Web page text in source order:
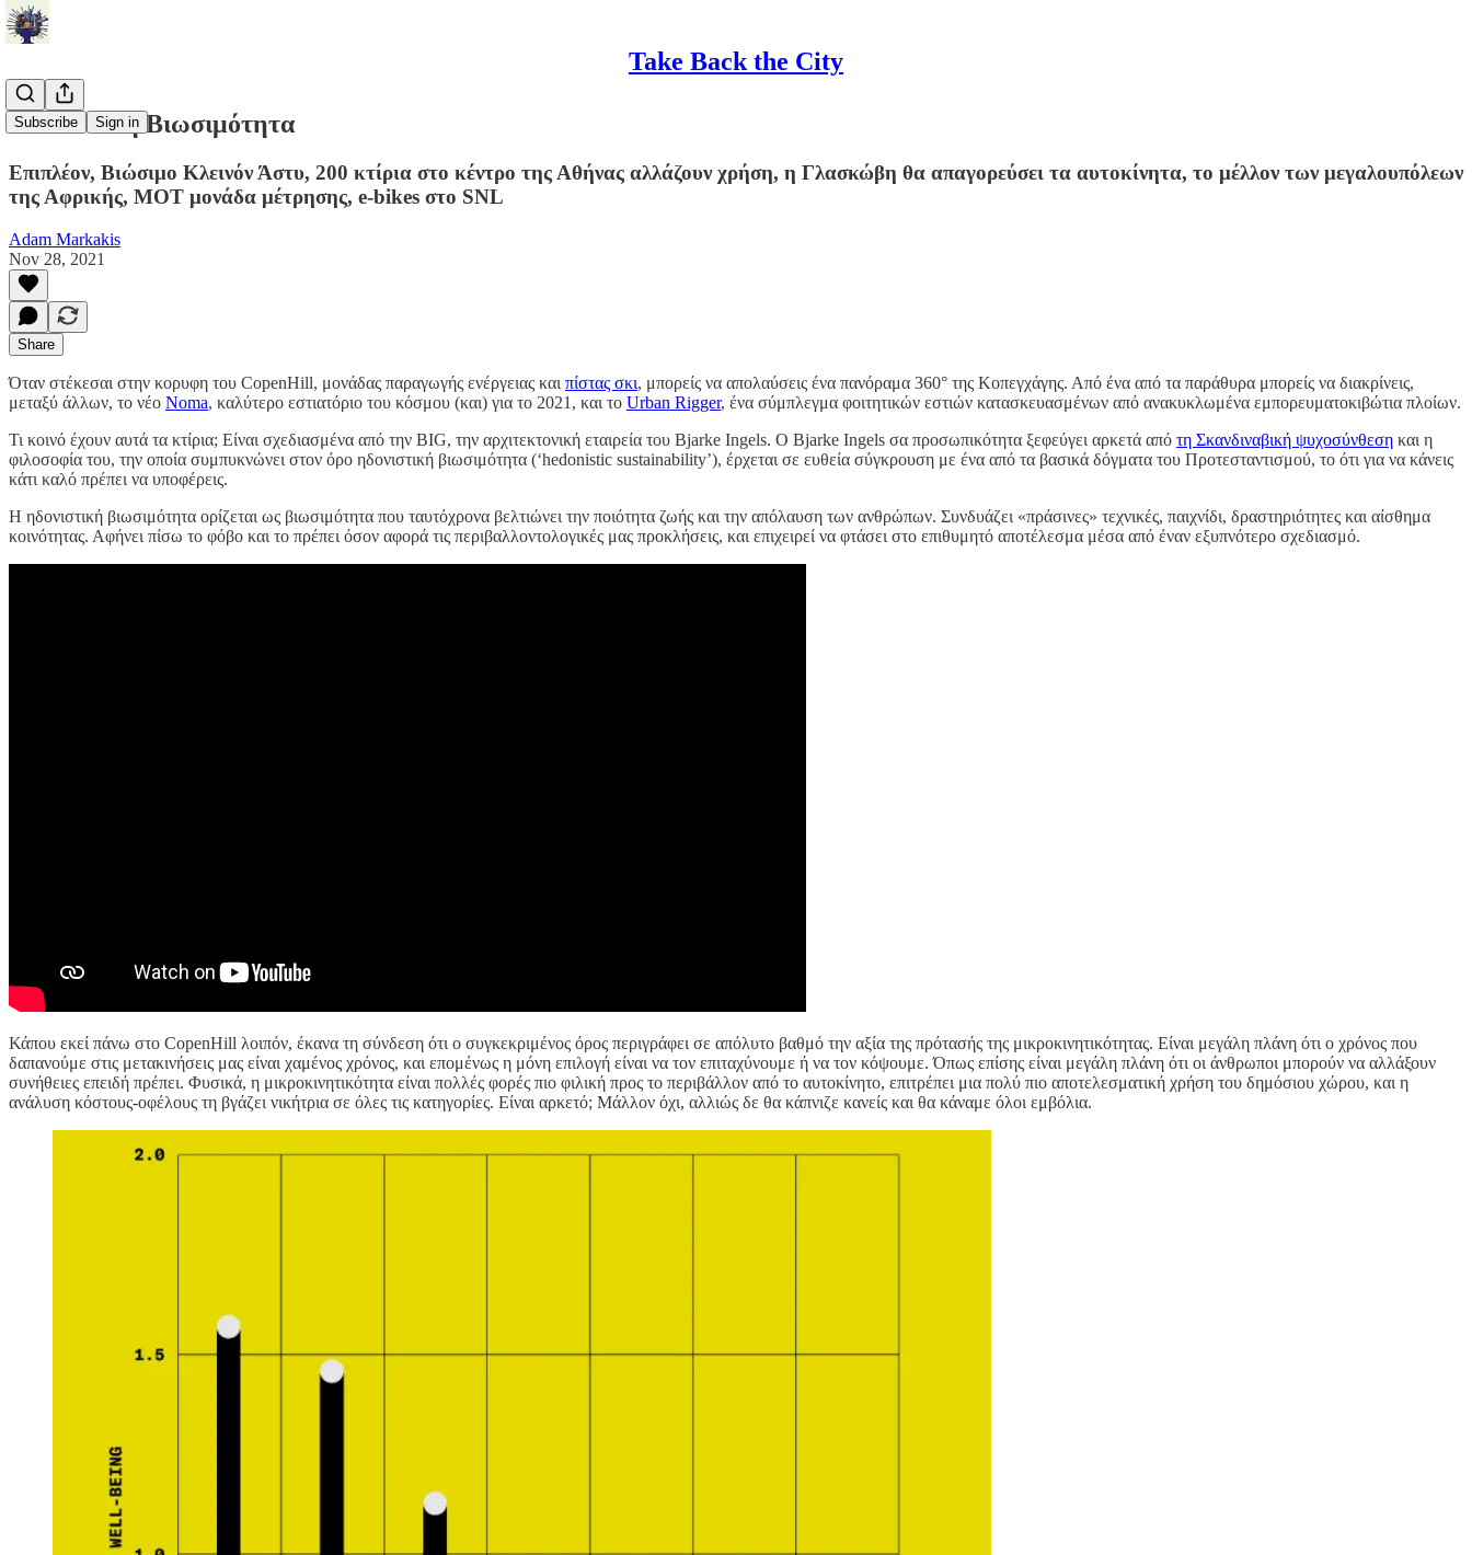
Take Back the City
Subscribe Sign in
Ηδονιστική Βιωσιμότητα
Επιπλέον, Βιώσιμο Κλεινόν Άστυ, 200 κτίρια στο κέντρο της Αθήνας αλλάζουν χρήση, η Γλασκώβη θα απαγορεύσει τα αυτοκίνητα, το μέλλον των μεγαλουπόλεων
της Αφρικής, MOT μονάδα μέτρησης, e-bikes στο SNL
Adam Markakis
Nov 28, 2021
Share
Όταν στέκεσαι στην κορυφη του CopenHill, μονάδας παραγωγής ενέργειας και πίστας σκι, μπορείς να απολαύσεις ένα πανόραμα 360° της Κοπεγχάγης. Από ένα από τα παράθυρα μπορείς να διακρίνεις,
μεταξύ άλλων, το νέο Noma, καλύτερο εστιατόριο του κόσμου (και) για το 2021, και το Urban Rigger, ένα σύμπλεγμα φοιτητικών εστιών κατασκευασμένων από ανακυκλωμένα εμπορευματοκιβώτια πλοίων.
Τι κοινό έχουν αυτά τα κτίρια; Είναι σχεδιασμένα από την BIG, την αρχιτεκτονική εταιρεία του Bjarke Ingels. O Bjarke Ingels σα προσωπικότητα ξεφεύγει αρκετά από τη Σκανδιναβική ψυχοσύνθεση και η
φιλοσοφία του, την οποία συμπυκνώνει στον όρο ηδονιστική βιωσιμότητα (‘hedonistic sustainability’), έρχεται σε ευθεία σύγκρουση με ένα από τα βασικά δόγματα του Προτεσταντισμού, το ότι για να κάνεις
κάτι καλό πρέπει να υποφέρεις.
Η ηδονιστική βιωσιμότητα ορίζεται ως βιωσιμότητα που ταυτόχρονα βελτιώνει την ποιότητα ζωής και την απόλαυση των ανθρώπων. Συνδυάζει «πράσινες» τεχνικές, παιχνίδι, δραστηριότητες και αίσθημα
κοινότητας. Αφήνει πίσω το φόβο και το πρέπει όσον αφορά τις περιβαλλοντολογικές μας προκλήσεις, και επιχειρεί να φτάσει στο επιθυμητό αποτέλεσμα μέσα από έναν εξυπνότερο σχεδιασμό.
Κάπου εκεί πάνω στο CopenHill λοιπόν, έκανα τη σύνδεση ότι ο συγκεκριμένος όρος περιγράφει σε απόλυτο βαθμό την αξία της πρότασής της μικροκινητικότητας. Είναι μεγάλη πλάνη ότι ο χρόνος που
δαπανούμε στις μετακινήσεις μας είναι χαμένος χρόνος, και επομένως η μόνη επιλογή είναι να τον επιταχύνουμε ή να τον κόψουμε. Όπως επίσης είναι μεγάλη πλάνη ότι οι άνθρωποι μπορούν να αλλάξουν
συνήθειες επειδή πρέπει. Φυσικά, η μικροκινητικότητα είναι πολλές φορές πιο φιλική προς το περιβάλλον από το αυτοκίνητο, επιτρέπει μια πολύ πιο αποτελεσματική χρήση του δημόσιου χώρου, και η
ανάλυση κόστους-οφέλους τη βγάζει νικήτρια σε όλες τις κατηγορίες. Είναι αρκετό; Μάλλον όχι, αλλιώς δε θα κάπνιζε κανείς και θα κάναμε όλοι εμβόλια.